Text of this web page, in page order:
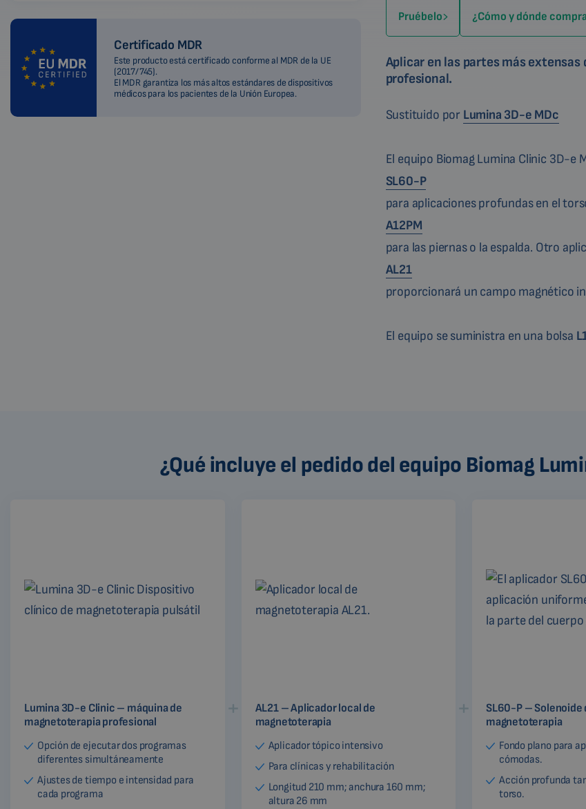
Certificado MDR
Este producto está certificado conforme al MDR de la UE
(2017/745).
El MDR garantiza los más altos estándares de dispositivos
médicos para los pacientes de la Unión Europea.
Pruébelo ¿Cómo y dónde
Aplicar en las partes más
profesional.
Sustituido por Lumina 3D-e MDc
El equipo Biomag Lumina Clinic 3D-e
SL60-P
para aplicaciones profundas en el
A12PM
para las piernas o la espalda. Otro
AL21
proporcionará un campo magnético
El equipo se suministra en una bolsa
¿Qué incluye el pedido del equipo Biomag
Lumina 3D-e Clinic – máquina de
magnetoterapia profesional
Opción de ejecutar dos programas
diferentes simultáneamente
Ajustes de tiempo e intensidad para
cada programa
AL21 – Aplicador local de
magnetoterapia
Aplicador tópico intensivo
Para clínicas y rehabilitación
Longitud 210 mm; anchura 160 mm;
altura 26 mm
SL60-P – Solenoide
magnetoterapia
Fondo plano para
cómodas.
Acción profunda
torso.